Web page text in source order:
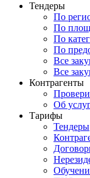
Тендеры
По
По
По
По
Все
Все
Контрагенты
Об
Тарифы
Тендеры